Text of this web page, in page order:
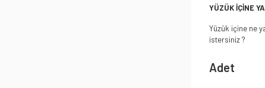
YÜZÜK İÇİNE
Yüzük içine ne
istersiniz ?
Adet